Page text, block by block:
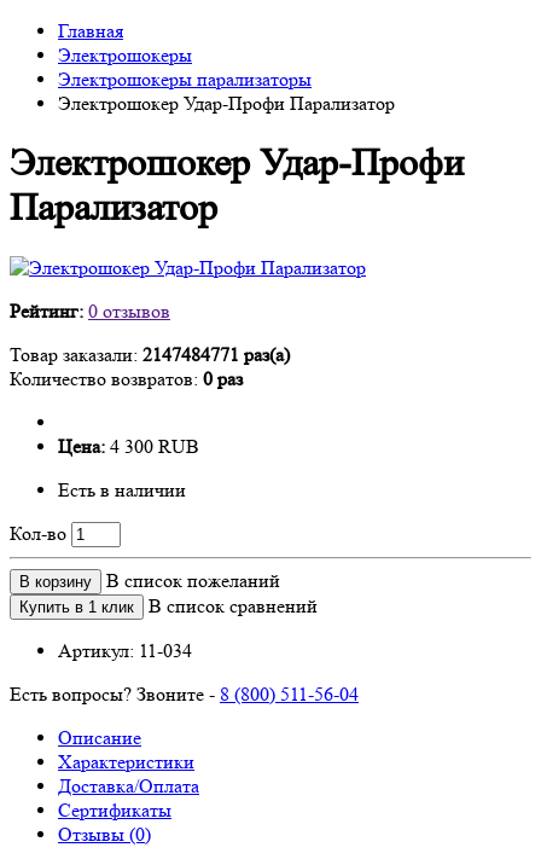
Главная
Электрошокеры
Электрошокеры парализаторы
Электрошокер Удар-Профи Парализатор
Электрошокер Удар-Профи
Парализатор
Рейтинг: 0 отзывов
Товар заказали: 2147484771 раз(а)
Количество возвратов: 0 раз
Цена: 4 300 RUB
Есть в наличии
Кол-во
В корзину В список пожеланий
Купить в 1 клик
В список сравнений
Артикул: 11-034
Есть вопросы? Звоните - 8 (800) 511-56-04
Описание
Характеристики
Доставка/Оплата
Сертификаты
Отзывы (0)